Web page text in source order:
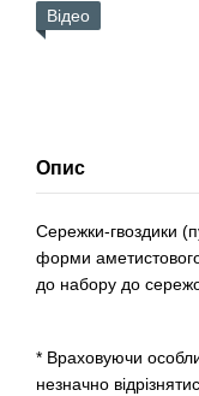
Відео
Опис
Сережки-гвоздики
форми
до набору до
* Враховуючи
незначно